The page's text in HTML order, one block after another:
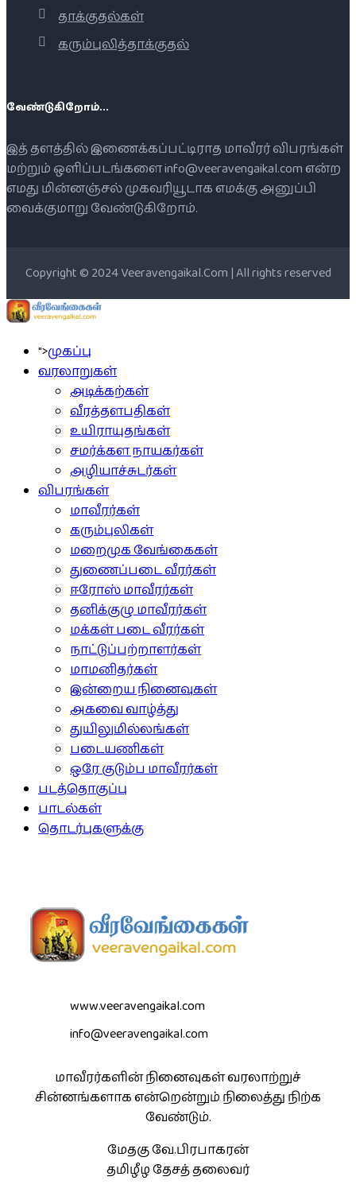
தாக்குதல்கள்
கரும்புலித்தாக்குதல்
வேண்டுகிறோம்...
இத் தளத்தில் இணைக்கப்பட்டிராத மாவீரர் விபரங்கள்
மற்றும் ஒளிப்படங்களை info@veeravengaikal.com என்ற
எமது மின்னஞ்சல் முகவரியூடாக எமக்கு அனுப்பி
வைக்குமாறு வேண்டுகிறோம்.
Copyright © 2024 Veeravengaikal.Com | All rights reserved
">முகப்பு
வரலாறுகள்
அடிக்கற்கள்
வீரத்தளபதிகள்
உயிராயுதங்கள்
சமர்க்கள நாயகர்கள்
அழியாச்சுடர்கள்
விபரங்கள்
மாவீரர்கள்
கரும்புலிகள்
மறைமுக வேங்கைகள்
துணைப்படை வீரர்கள்
ஈரோஸ் மாவீரர்கள்
தனிக்குழு மாவீரர்கள்
மக்கள் படை வீரர்கள்
நாட்டுப்பற்றாளர்கள்
மாமனிதர்கள்
இன்றைய நினைவுகள்
அகவை வாழ்த்து
துயிலுமில்லங்கள்
படையணிகள்
ஒரே குடும்ப மாவீரர்கள்
படத்தொகுப்பு
பாடல்கள்
தொடர்புகளுக்கு
www.veeravengaikal.com
info@veeravengaikal.com
மாவீரர்களின் நினைவுகள் வரலாற்றுச்
சின்னங்களாக என்றென்றும் நிலைத்து நிற்க
வேண்டும்.
மேதகு வே.பிரபாகரன்
தமிழீழ தேசத் தலைவர்